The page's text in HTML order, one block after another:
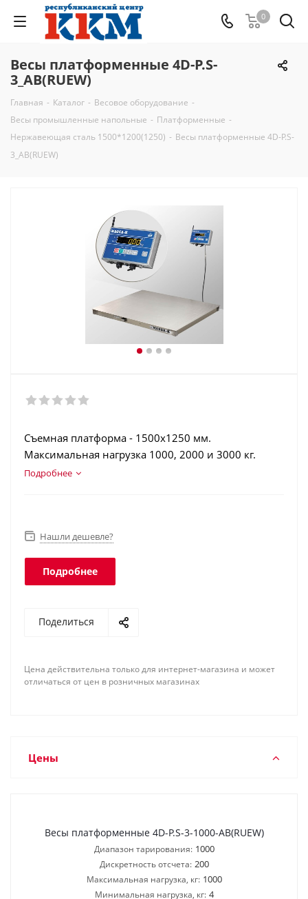
0
Весы платформенные 4D-P.S-
3_AB(RUEW)
Главная - Каталог - Весовое оборудование -
Весы промышленные напольные - Платформенные -
Нержавеющая сталь 1500*1200(1250) - Весы платформенные 4D-P.S-
3_AB(RUEW)
Съемная платформа - 1500х1250 мм.
Максимальная нагрузка 1000, 2000 и 3000 кг.
Нержавеющая сталь. Терминал в корпусе из
Подробнее
Нашли дешевле?
Подробнее
Поделиться
Цена действительна только для интернет-магазина и может
отличаться от цен в розничных магазинах
Цены
Весы платформенные 4D-P.S-3-1000-AB(RUEW)
Диапазон тарирования: 1000
Дискретность отсчета: 200
Максимальная нагрузка, кг: 1000
Минимальная нагрузка, кг: 4